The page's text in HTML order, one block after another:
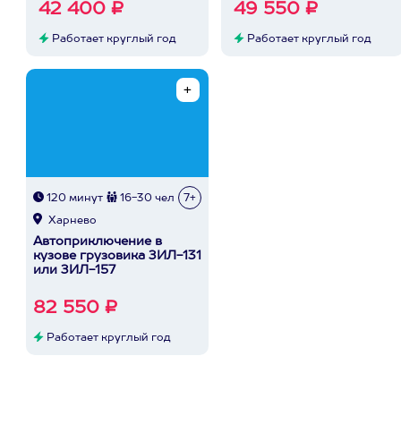
42 400 ₽
Работает круглый год
49 550 ₽
Работает круглый год
120 минут 16-30 чел 7+
Харнево
Автоприключение в
кузове грузовика ЗИЛ-131
или ЗИЛ-157
82 550 ₽
Работает круглый год